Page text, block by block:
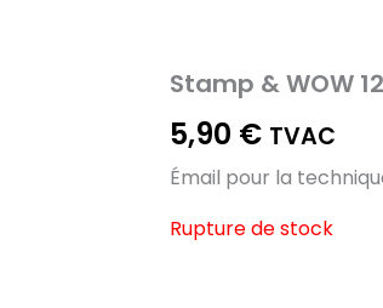
Stamp & WOW
5,90 € TVAC
Émail pour la
Rupture de stock